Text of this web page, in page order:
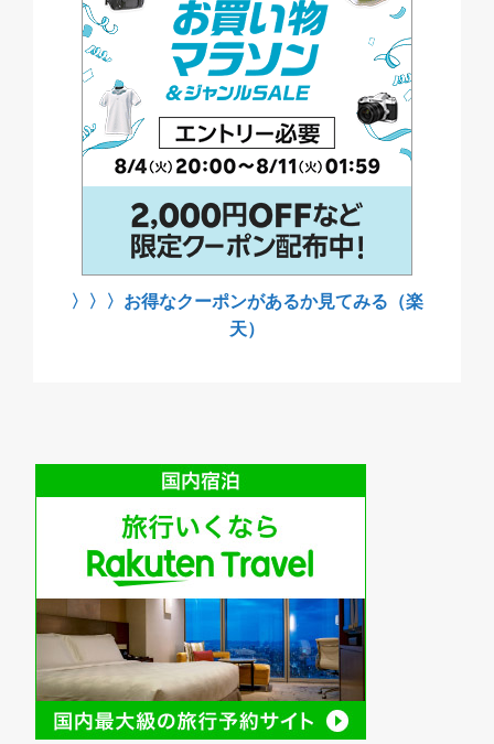
〉〉〉お得なクーポンがあるか見てみる（楽
天）